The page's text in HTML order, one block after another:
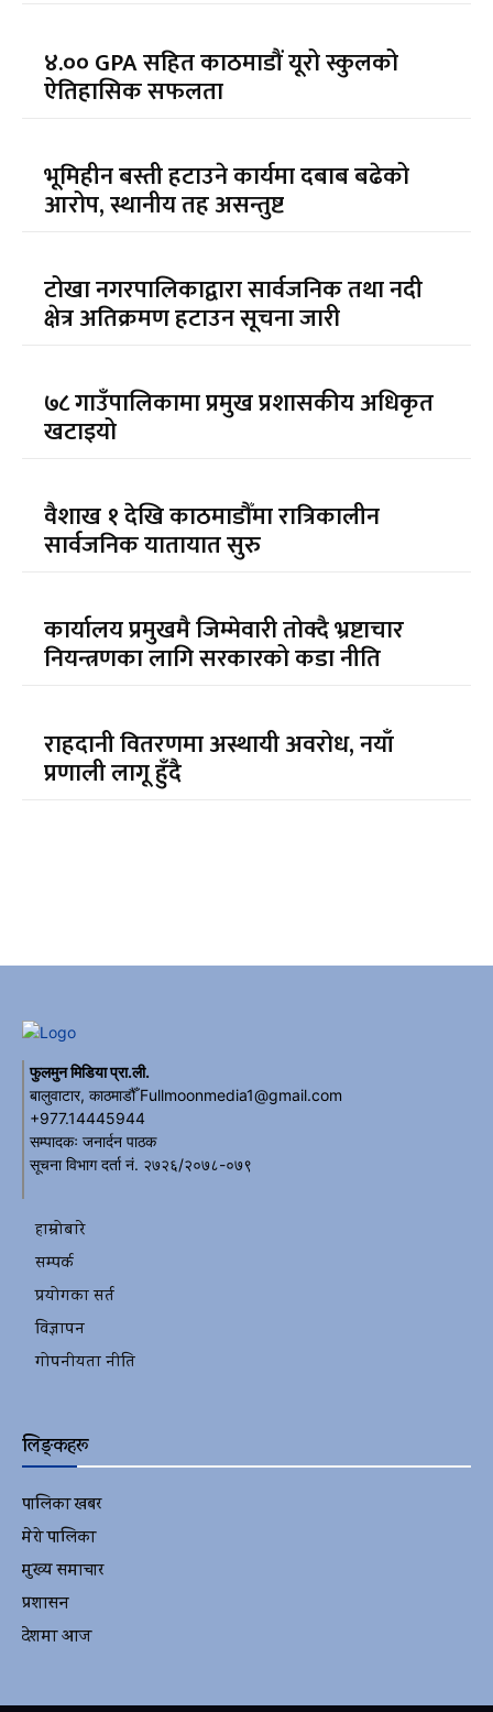
४.०० GPA सहित काठमाडौं यूरो स्कुलको
ऐतिहासिक सफलता
भूमिहीन बस्ती हटाउने कार्यमा दबाब बढेको
आरोप, स्थानीय तह असन्तुष्ट
टोखा नगरपालिकाद्वारा सार्वजनिक तथा नदी
क्षेत्र अतिक्रमण हटाउन सूचना जारी
७८ गाउँपालिकामा प्रमुख प्रशासकीय अधिकृत
खटाइयो
वैशाख १ देखि काठमाडौँमा रात्रिकालीन
सार्वजनिक यातायात सुरु
कार्यालय प्रमुखमै जिम्मेवारी तोक्दै भ्रष्टाचार
नियन्त्रणका लागि सरकारको कडा नीति
राहदानी वितरणमा अस्थायी अवरोध, नयाँ
प्रणाली लागू हुँदै
फुलमुन मिडिया प्रा.ली.
बालुवाटार, काठमाडौँ Fullmoonmedia1@gmail.com
+977.14445944
सम्पादकः जनार्दन पाठक
सूचना विभाग दर्ता नं. २७२६/२०७८-०७९
हाम्रोबारे
सम्पर्क
प्रयोगका सर्त
विज्ञापन
गोपनीयता नीति
लिङ्कहरू
पालिका खबर
मेरो पालिका
मुख्य समाचार
प्रशासन
देशमा आज